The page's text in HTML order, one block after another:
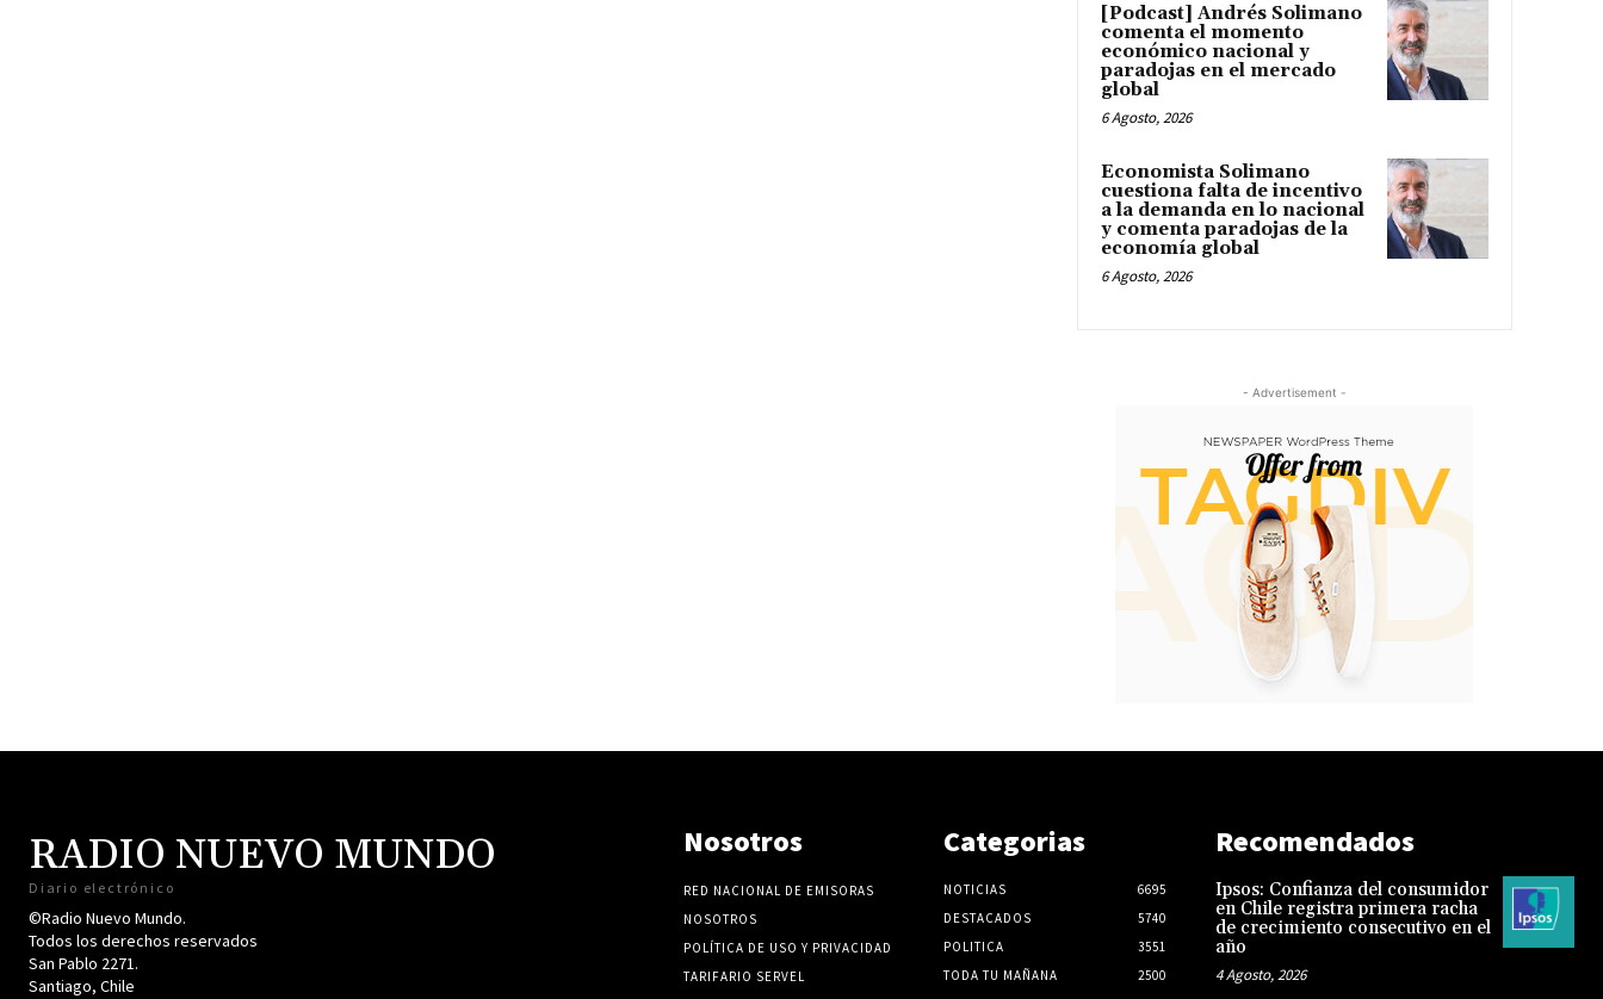
[Podcast] Andrés Solimano
comenta el momento
económico nacional y
paradojas en el mercado
global
6 Agosto, 2026
Economista Solimano
cuestiona falta de incentivo
a la demanda en lo nacional
y comenta paradojas de la
economía global
6 Agosto, 2026
- Advertisement -
RADIO NUEVO MUNDO
Diario electrónico
©Radio Nuevo Mundo.
Todos los derechos reservados
San Pablo 2271.
Santiago, Chile
Nosotros
RED NACIONAL DE EMISORAS
NOSOTROS
POLÍTICA DE USO Y PRIVACIDAD
TARIFARIO SERVEL
Categorias
NOTICIAS
6695
DESTACADOS
5740
POLITICA
3551
TODA TU MAÑANA
2500
Recomendados
Ipsos: Confianza del consumidor
en Chile registra primera racha
de crecimiento consecutivo en el
año
4 Agosto, 2026